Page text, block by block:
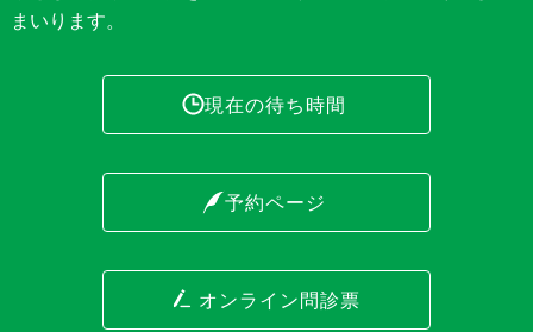
まいります。
現在の待ち時間
予約ページ
オンライン問診票